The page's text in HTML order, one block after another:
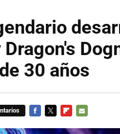
Dragon's
30 años